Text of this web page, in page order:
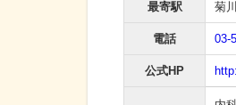
最寄駅 菊
電話 03-
公式HP